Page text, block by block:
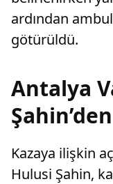
ardından
götürüldü.
Antalya
Kazaya ilişkin
Hulusi Şahin,